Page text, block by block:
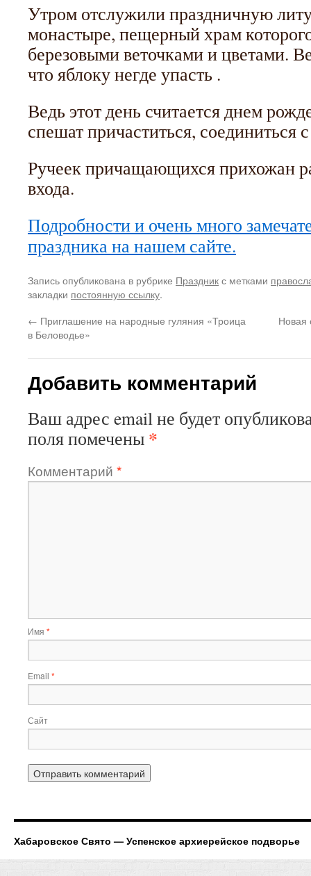
Утром отслужили праздничную
монастыре, пещерный храм
березовыми веточками и цветами.
что яблоку негде упасть .
Ведь этот день считается днем
спешат причаститься, соединиться
Ручеек причащающихся прихожан
входа.
Подробности и очень много
праздника на нашем сайте.
Запись опубликована в рубрике Праздникс метками
закладки постоянную ссылку.
← Приглашение на народные гуляния «Троица
в Беловодье»
Новая
Добавить комментарий
Ваш адрес email не будет
поля помечены *
Комментарий *
Имя *
Email *
Сайт
Хабаровское Свято — Успенское архиерейское подворье